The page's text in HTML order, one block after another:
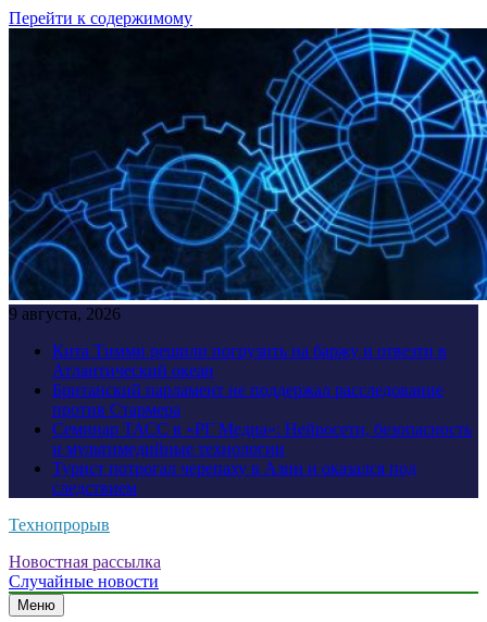
Перейти к содержимому
9 августа, 2026
Кита Тимми решили погрузить на баржу и отвезти в
Атлантический океан
Британский парламент не поддержал расследование
против Стармера
Семинар ТАСС в «РГ Медиа»: Нейросети, безопасность
и мультимедийные технологии
Турист потрогал черепаху в Азии и оказался под
следствием
Технопрорыв
Новостная рассылка
Случайные новости
Меню